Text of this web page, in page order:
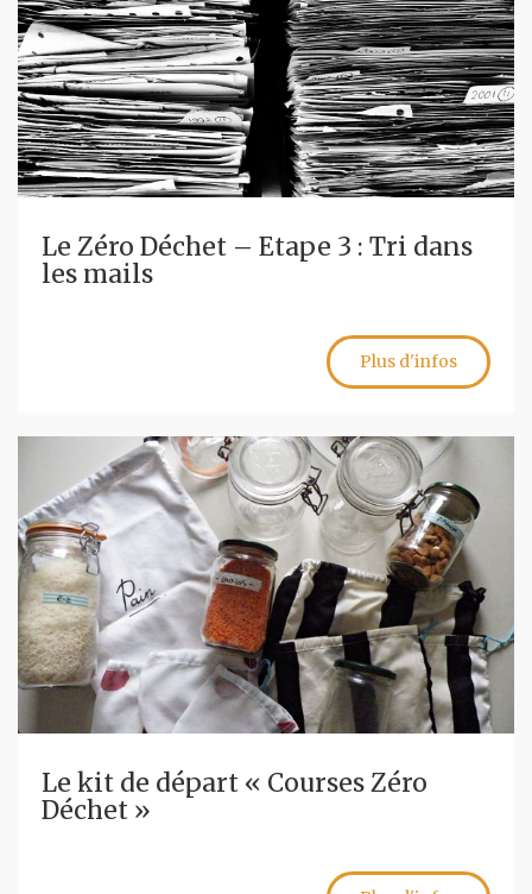
Le Zéro Déchet – Etape 3 : Tri dans
les mails
Plus d'infos
Le kit de départ « Courses Zéro
Déchet »